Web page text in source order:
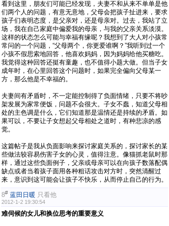
看到这里，朋友们可能已经发现，夫妻不和从来不单单是他
们两个人的问题，有意无意地，父母会把孩子扯进来，要求
孩子们表明态度，是父亲对，还是母亲对。过去，我站了立
场，我在自己家庭中偏爱我的母亲，与我的父亲关系淡漠。
这样的状态怎么可能与幸福有缘呢？我想到了大人对小孩常
常问的一个问题，“父母两个，你更爱谁啊？”我听到过一个
小孩不假思索地回答，他喜欢妈妈，因为妈妈给他买糖吃。
我觉得这种回答还挺有童趣，也不值得小题大做。但当子女
成年时，在心里回答这个问题时，如果完全偏向父母某一
方，那么他是不幸福的。
夫妻间有矛盾时，不一定能控制得了负面情绪，只要不将吵
架发展为家常便饭，问题不会很大。子女不蠢，知道父母相
处的主色调是什么，它们知道那是温情还是持续的矛盾。如
果可以，不要让子女想起父母相处之道时，有种悲凉的感
觉。
这篇帖子是我从负面影响来探讨家庭关系的，探讨家长的某
些做法较容易伤害子女的心灵，值得注意。像猫抓老鼠时那
样，通过这些负面例子，父亲或母亲可以在向孩子数落配偶
缺点或者当着孩子面用各种粗话攻击对方时，突然清醒过
来，意识到这可能会让孩子不快乐，从而停止自己的行为。
8# 蓝田日暖 只看他
2012-1-2 19:30:54
难伺候的女儿和换位思考的重要意义